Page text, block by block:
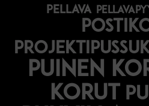
pellava
puinen
korut